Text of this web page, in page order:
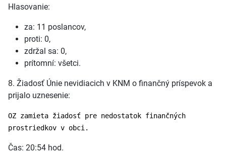
Hlasovanie:
za: 11 poslancov,
proti: 0,
zdržal sa: 0,
prítomní: všetci.
8. Žiadosť Únie nevidiacich v KNM o finančný príspevok a
prijalo uznesenie:
OZ zamieta žiadosť pre nedostatok finančných
prostriedkov v obci.
Čas: 20:54 hod.